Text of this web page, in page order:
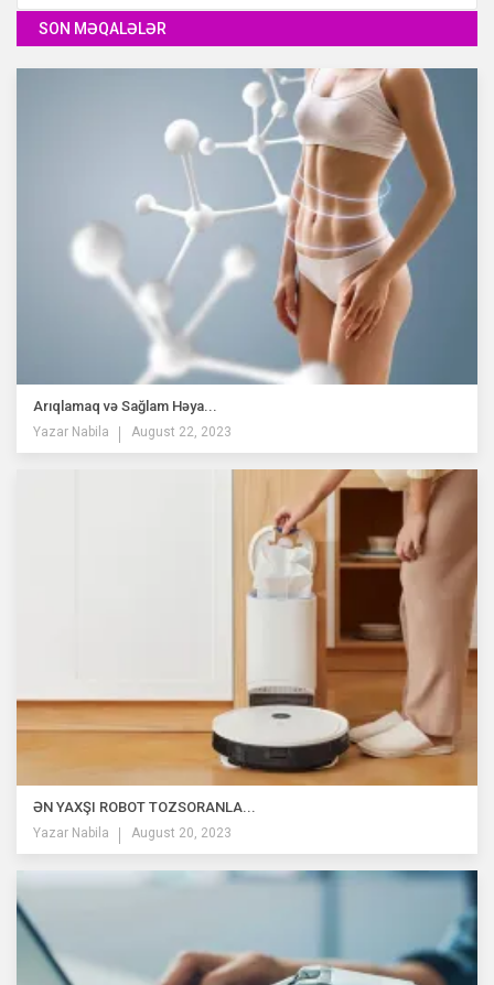
SON MƏQALƏLƏR
Arıqlamaq və Sağlam Həya...
Yazar Nabila August 22, 2023
ƏN YAXŞI ROBOT TOZSORANLA...
Yazar Nabila August 20, 2023